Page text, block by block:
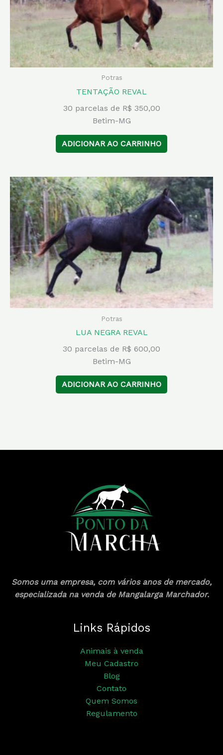
Potras
TENTAÇÃO REVAL
30 parcelas de R$ 350,00
Betim-MG
ADICIONAR AO CARRINHO
Potras
LUA NEGRA REVAL
30 parcelas de R$ 600,00
Betim-MG
ADICIONAR AO CARRINHO
Somos uma empresa, com vários anos de mercado,
especializada na venda de Mangalarga Marchador.
Links Rápidos
Animais à venda
Meu Cadastro
Blog
Contato
Quem Somos
Regulamento